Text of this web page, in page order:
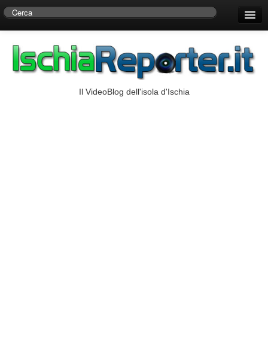
Centro di Ricerche Storiche D’Ambra
Il VideoBlog dell'isola d'Ischia